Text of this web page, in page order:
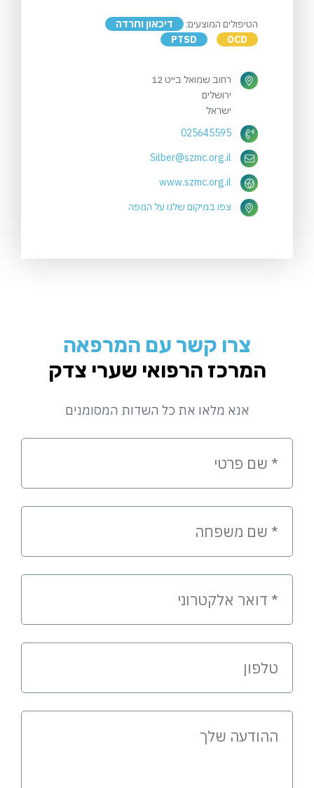
הטיפולים המוצעים:
דיכאון וחרדה
OCD
PTSD
רחוב שמואל בייט 12
ירושלים
ישראל
025645595
Silber@szmc.org.il
www.szmc.org.il
צפו במיקום שלנו על המפה
צרו קשר עם המרפאה
המרכז הרפואי שערי צדק
אנא מלאו את כל השדות המסומנים